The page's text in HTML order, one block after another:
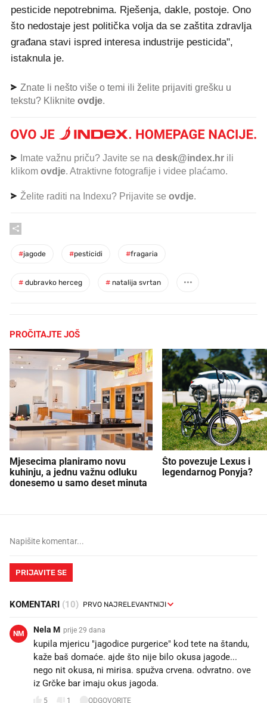
pesticide nepotrebnima. Rješenja, dakle, postoje. Ono
što nedostaje jest politička volja da se zaštita zdravlja
građana stavi ispred interesa industrije pesticida",
istaknula je.
Znate li nešto više o temi ili želite prijaviti grešku u
tekstu? Kliknite ovdje.
Imate važnu priču? Javite se na desk@index.hr ili
klikom ovdje. Atraktivne fotografije i videe plaćamo.
Želite raditi na Indexu? Prijavite se ovdje.
#jagode #pesticidi #fragaria
# dubravko herceg # natalija svrtan
PROČITAJTE JOŠ
Mjesecima planiramo novu
kuhinju, a jednu važnu odluku
donesemo u samo deset minuta
Što povezuje Lexus i
legendarnog Ponyja?
PRIJAVITE SE
KOMENTARI (10)
NM Nela M prije 29 dana
kupila mjericu "jagodice purgerice" kod tete na štandu,
kaže baš domaće. ajde što nije bilo okusa jagode...
nego nit okusa, ni mirisa. spužva crvena. odvratno. ove
iz Grčke bar imaju okus jagoda.
5 1 ODGOVORITE